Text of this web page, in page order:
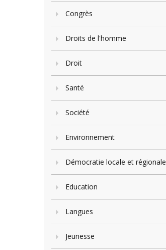
Congrès
Droits de l'homme
Droit
Santé
Société
Environnement
Démocratie locale et régionale
Education
Langues
Jeunesse